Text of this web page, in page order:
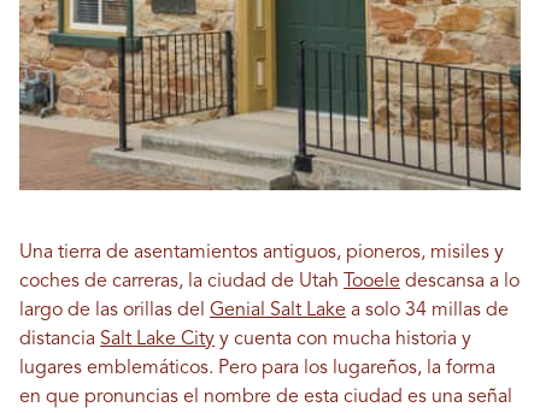
Una tierra de asentamientos antiguos, pioneros, misiles y
coches de carreras, la ciudad de Utah
Tooele descansa a lo
largo de las orillas del Genial Salt Lake a solo 34 millas de
distancia Salt Lake City y cuenta con mucha historia y
lugares emblemáticos. Pero para los lugareños, la forma
en que pronuncias el nombre de esta ciudad es una señal